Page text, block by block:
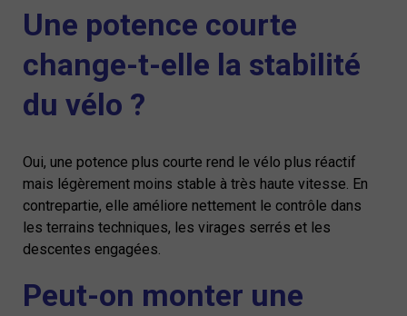
Une potence courte
change-t-elle la stabilité
du vélo ?
Oui, une potence plus courte rend le vélo plus réactif
mais légèrement moins stable à très haute vitesse. En
contrepartie, elle améliore nettement le contrôle dans
les terrains techniques, les virages serrés et les
descentes engagées.
Peut-on monter une